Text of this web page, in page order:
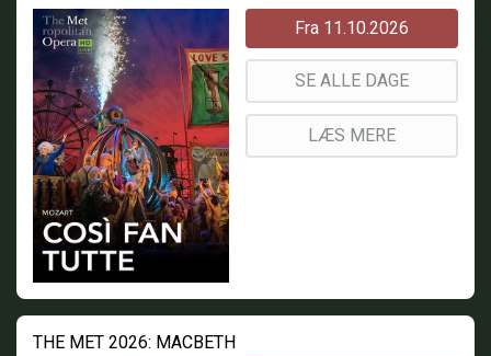
Fra 11.10.2026
SE ALLE DAGE
LÆS MERE
THE MET 2026: MACBETH